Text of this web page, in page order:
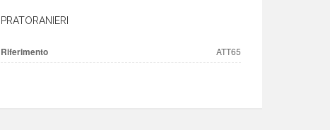
PRATORANIERI
Riferimento ATT65